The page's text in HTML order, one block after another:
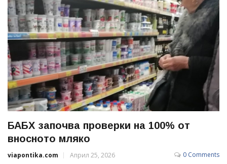
БАБХ започва проверки на 100% от
вносното мляко
viapontika.com Април 25, 2026 0 Comments